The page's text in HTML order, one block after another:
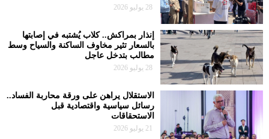
28 يوليو 2026
إنذار بمراكش.. كلاب يُشتبه في إصابتها
بالسعار تثير مخاوف الساكنة والسياح وسط
مطالب بتدخل عاجل
28 يوليو 2026
الاستقلال يراهن على ورقة محاربة الفساد..
رسائل سياسية واقتصادية قبل
الاستحقاقات